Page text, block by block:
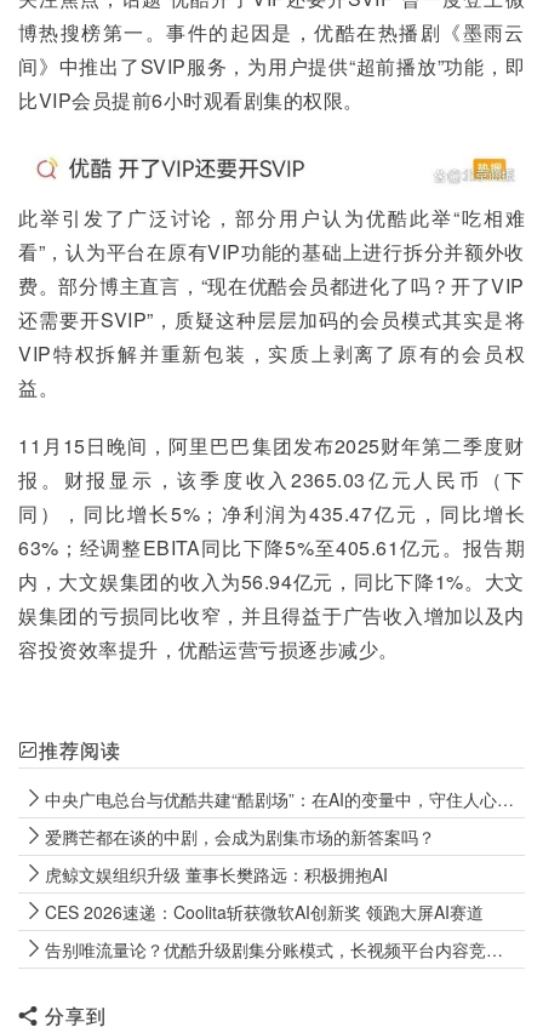
博热搜榜第一。事件的起因是，优酷在热播剧《墨雨云
间》中推出了SVIP服务，为用户提供“超前播放”功能，即
比VIP会员提前6小时观看剧集的权限。
此举引发了广泛讨论，部分用户认为优酷此举“吃相难
看”，认为平台在原有VIP功能的基础上进行拆分并额外收
费。部分博主直言，“现在优酷会员都进化了吗？开了VIP
还需要开SVIP”，质疑这种层层加码的会员模式其实是将
VIP特权拆解并重新包装，实质上剥离了原有的会员权
益。
11月15日晚间，阿里巴巴集团发布2025财年第二季度财
报。财报显示，该季度收入2365.03亿元人民币（下
同），同比增长5%；净利润为435.47亿元，同比增长
63%；经调整EBITA同比下降5%至405.61亿元。报告期
内，大文娱集团的收入为56.94亿元，同比下降1%。大文
娱集团的亏损同比收窄，并且得益于广告收入增加以及内
容投资效率提升，优酷运营亏损逐步减少。
推荐阅读
中央广电总台与优酷共建“酷剧场”：在AI的变量中，守住人心的常量
爱腾芒都在谈的中剧，会成为剧集市场的新答案吗？
虎鲸文娱组织升级 董事长樊路远：积极拥抱AI
CES 2026速递：Coolita斩获微软AI创新奖 领跑大屏AI赛道
告别唯流量论？优酷升级剧集分账模式，长视频平台内容竞争变规则
分享到